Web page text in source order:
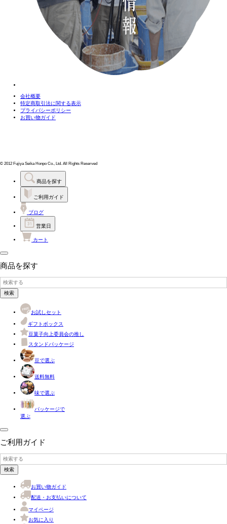
会社概要
特定商取引法に関する表示
プライバシーポリシー
お買い物ガイド
© 2012 Fujiya Seika Honpo Co., Ltd. All Rights Reserved
商品を探す
ご利用ガイド
ブログ
営業日
カート
商品を探す
検索
お試しセット
ギフトボックス
豆菓子向上委員会の推し
スタンドパッケージ
豆で選ぶ
送料無料
味で選ぶ
パッケージで
選ぶ
ご利用ガイド
検索
お買い物ガイド
配送・お支払いについて
マイページ
お気に入り